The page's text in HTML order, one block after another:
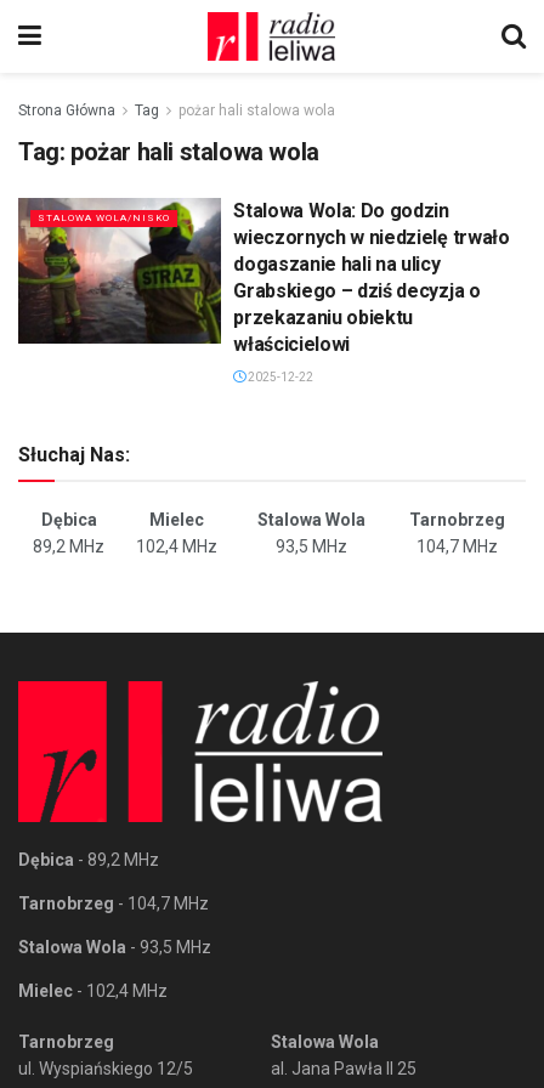
Strona Główna Tag pożar hali stalowa wola
Tag: pożar hali stalowa wola
STALOWA WOLA/NISKO
Stalowa Wola: Do godzin
wieczornych w niedzielę trwało
dogaszanie hali na ulicy
Grabskiego – dziś decyzja o
przekazaniu obiektu
właścicielowi
2025-12-22
Słuchaj Nas:
Dębica Mielec Stalowa Wola
Tarnobrzeg
89,2 MHz
102,4 MHz 93,5 MHz 104,7 MHz
Dębica - 89,2 MHz
Tarnobrzeg - 104,7 MHz
Stalowa Wola - 93,5 MHz
Mielec - 102,4 MHz
Tarnobrzeg
ul. Wyspiańskiego 12/5
Stalowa Wola
al. Jana Pawła II 25